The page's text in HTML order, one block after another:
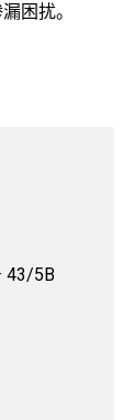
困扰。
43/5B